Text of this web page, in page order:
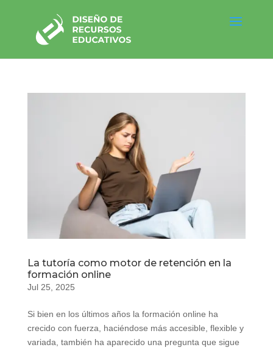
La tutoría como motor de retención en la
formación online
Jul 25, 2025
Si bien en los últimos años la formación online ha
crecido con fuerza, haciéndose más accesible, flexible y
variada, también ha aparecido una pregunta que sigue